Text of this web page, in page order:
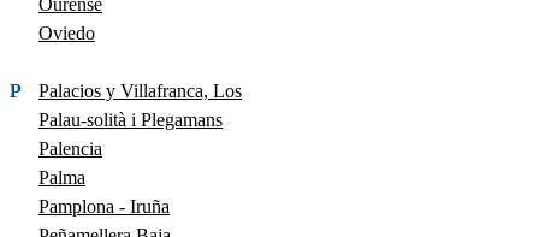
Oviedo
P
Palacios y Villafranca, Los
Palau-solità i Plegamans
Palencia
Palma
Pamplona - Iruña